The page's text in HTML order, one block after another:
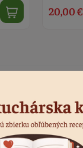
20,00 €
ODOSIELAME